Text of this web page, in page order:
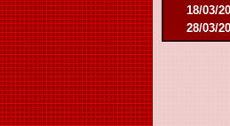
18/03/
28/03/
25/04/